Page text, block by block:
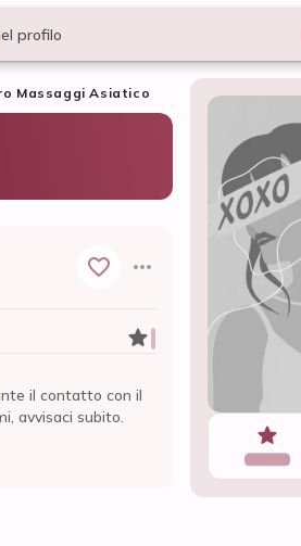
profilo
Massaggi Asiatico
il contatto con il
avvisaci subito.